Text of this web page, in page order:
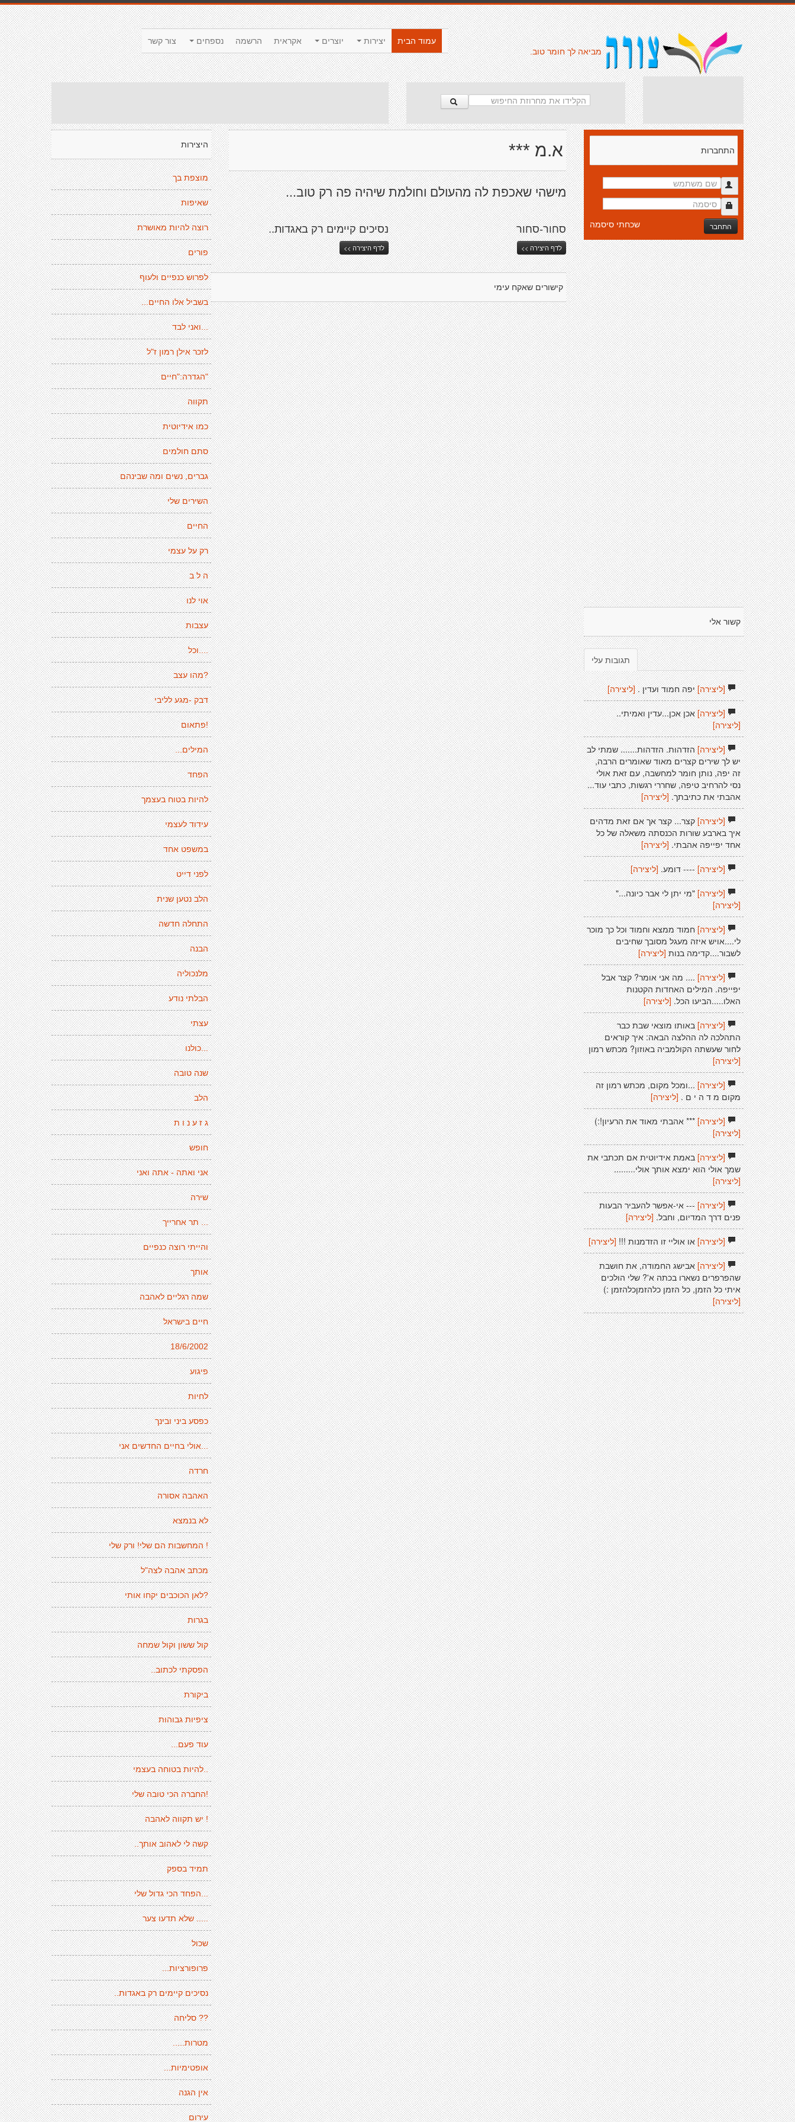
צור קשר נספחים הרשמה אקראית יוצרים יצירות
עמוד הבית
מביאה לך חומר טוב.
היצירות
מוצפת בך
שאיפות
רוצה להיות מאושרת
פורים
לפרוש כנפיים ולעוף
בשביל אלו החיים...
...ואני לבד
לזכר אילן רמון ז"ל
"הגדרה:"חיים
תקווה
כמו אידיוטית
סתם חולמים
גברים, נשים ומה שבינהם
השירים שלי
החיים
רק על עצמי
ה ל ב
אוי לנו
עצבות
....וכל
?מהו עצב
דבק -מגע לליבי
!פתאום
המילים...
הפחד
להיות בטוח בעצמך
עידוד לעצמי
במשפט אחד
לפני דייט
הלב נטען שנית
התחלה חדשה
הבנה
מלנכוליה
הבלתי נודע
עצתי
...כולנו
שנה טובה
הלב
ג ז ע נ ו ת
חופש
אני ואתה - אתה ואני
שירה
... תר אחרייך
והייתי רוצה כנפיים
אותך
שמה רגליים לאהבה
חיים בישראל
18/6/2002
פיגוע
לחיות
כפסע ביני ובינך
...אולי בחיים החדשים אני
חרדה
האהבה אסורה
לא בנמצא
! המחשבות הם שלי! ורק שלי
מכתב אהבה לצה"ל
?לאן הכוכבים יקחו אותי
בגרות
קול ששון וקול שמחה
הפסקתי לכתוב..
ביקורת
ציפיות גבוהות
עוד פעם...
..להיות בטוחה בעצמי
!החברה הכי טובה שלי
! יש תקווה לאהבה
קשה לי לאהוב אותך..
תמיד בספק
...הפחד הכי גדול שלי
..... שלא תדעו צער
שכול
פרופורציות...
נסיכים קיימים רק באגדות..
?? סליחה
מטרות.....
אופטימיות...
אין הגנה
עירום
א.מ ***
מישהי שאכפת לה מהעולם וחולמת שיהיה פה רק טוב...
נסיכים קיימים רק באגדות..
לדף היצירה >>
סחור-סחור
לדף היצירה >>
קישורים שאקח עימי
התחברות
התחבר שכחתי סיסמה
קשור אלי
תגובות עלי
[ליצירה]יפה חמוד ועדין . [ליצירה]
[ליצירה]אכן אכן...עדין ואמיתי..
[ליצירה]
[ליצירה]הזדהות. הזדהות....... שמתי לב
יש לך שירים קצרים מאוד שאומרים הרבה,
זה יפה, נותן חומר למחשבה, עם זאת אולי
נסי להרחיב טיפה, שחררי רגשות, כתבי עוד...
אהבתי את כתיבתך. [ליצירה]
[ליצירה]קצר... קצר אך אם זאת מדהים
איך בארבע שורות הכנסתה משאלה של כל
אחד יפייפה אהבתי. [ליצירה]
[ליצירה]---- דומע. [ליצירה]
[ליצירה]"מי יתן לי אבר כיונה..."
[ליצירה]
[ליצירה]חמוד ממצא וחמוד וכל כך מוכר
לי....אויש איזה מעגל מסובך שחיבים
לשבור....קדימה בנות [ליצירה]
[ליצירה].... מה אני אומר? קצר אבל
יפייפה. המילים האחדות הקטנות
האלו.....הביעו הכל. [ליצירה]
[ליצירה]באותו מוצאי שבת כבר
התהלכה לה ההלצה הבאה: איך קוראים
לחור שעשתה הקולמביה באוזון? מכתש רמון
[ליצירה]
[ליצירה]...ומכל מקום, מכתש רמון זה
מקום מ ד ה י ם .[ליצירה]
[ליצירה]*** אהבתי מאוד את הרעיון!:)
[ליצירה]
[ליצירה]באמת אידיוטית אם תכתבי את
שמך אולי הוא ימצא אותך אולי.........
[ליצירה]
[ליצירה]--- אי-אפשר להעביר הבעות
פנים דרך המדיום, וחבל. [ליצירה]
[ליצירה]או אוליי זו הזדמנות !!![ליצירה]
[ליצירה]אבישג החמודה, את חושבת
שהפרפרים נשארו בכתה א'? שלי הולכים
איתי כל הזמן, כל הזמן כלהזמןכלהזמן :)
[ליצירה]